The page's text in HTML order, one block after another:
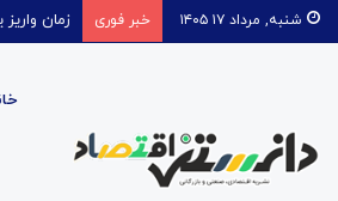
شنبه, مرداد ۱۷ ۱۴۰۵ خبر فوری زمان واریز